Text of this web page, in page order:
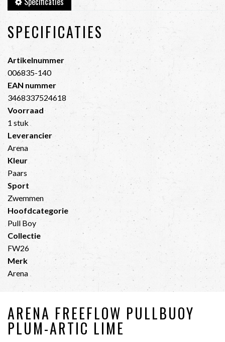
SPECIFICATIES
Artikelnummer
006835-140
EAN nummer
3468337524618
Voorraad
1 stuk
Leverancier
Arena
Kleur
Paars
Sport
Zwemmen
Hoofdcategorie
Pull Boy
Collectie
FW26
Merk
Arena
ARENA FREEFLOW PULLBUOY
PLUM-ARTIC LIME